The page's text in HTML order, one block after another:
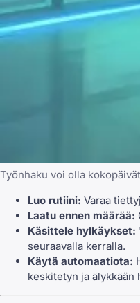
Työnhaku voi olla
Luo rutiini: Varaa
Laatu ennen määrää:
Käsittele hylkäykset:
seuraavalla kerralla.
Käytä automaatiota:
keskitetyn ja älykkään